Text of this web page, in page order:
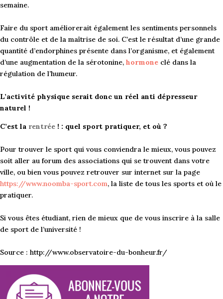
semaine.
Faire du sport améliorerait également les sentiments personnels
du contrôle et de la maîtrise de soi. C’est le résultat d’une grande
quantité d’endorphines présente dans l’organisme, et également
d’une augmentation de la sérotonine, hormone clé dans la
régulation de l’humeur.
L’activité physique serait donc un réel anti dépresseur
naturel !
C’est la rentrée ! : quel sport pratiquer, et où ?
Pour trouver le sport qui vous conviendra le mieux, vous pouvez
soit aller au forum des associations qui se trouvent dans votre
ville, ou bien vous pouvez retrouver sur internet sur la page
https://www.noomba-sport.com, la liste de tous les sports et où le
pratiquer.
Si vous êtes étudiant, rien de mieux que de vous inscrire à la salle
de sport de l’université !
Source : http://www.observatoire-du-bonheur.fr/